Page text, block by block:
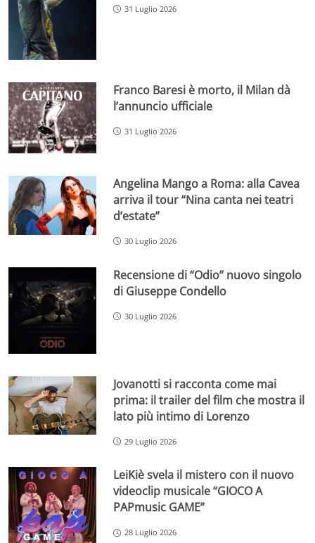
31 Luglio 2026
Franco Baresi è morto, il Milan dà
l’annuncio ufficiale
31 Luglio 2026
Angelina Mango a Roma: alla Cavea
arriva il tour “Nina canta nei teatri
d’estate”
30 Luglio 2026
Recensione di “Odio” nuovo singolo
di Giuseppe Condello
30 Luglio 2026
Jovanotti si racconta come mai
prima: il trailer del film che mostra il
lato più intimo di Lorenzo
29 Luglio 2026
LeiKiè svela il mistero con il nuovo
videoclip musicale “GIOCO A
PAPmusic GAME”
28 Luglio 2026